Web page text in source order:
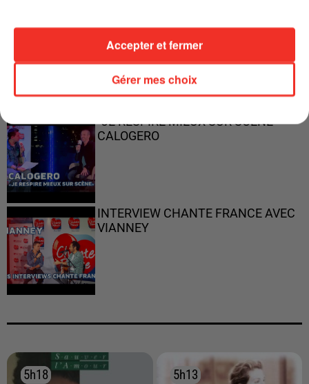
"ON N'EST PAS DES PARENTS
PARFAITS"
"JE RESPIRE MIEUX SUR SCÈNE" -
CALOGERO
INTERVIEW CHANTE FRANCE AVEC
VIANNEY
5h18
5h18 5h13
5h13
Gérer mes choix
Accepter et fermer